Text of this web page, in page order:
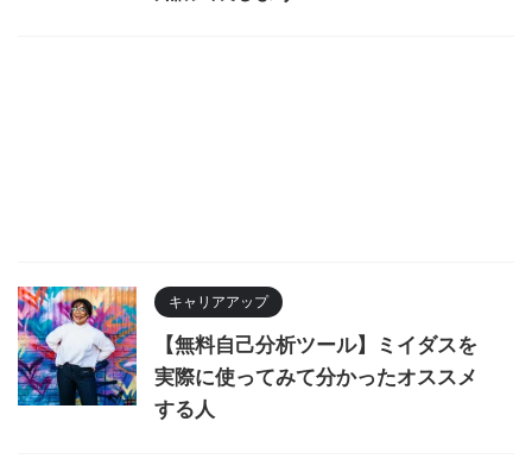
キャリアアップ
【無料自己分析ツール】ミイダスを
実際に使ってみて分かったオススメ
する人